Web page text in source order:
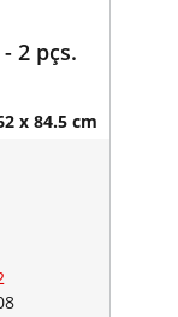
2 pçs.
x 84.5 cm